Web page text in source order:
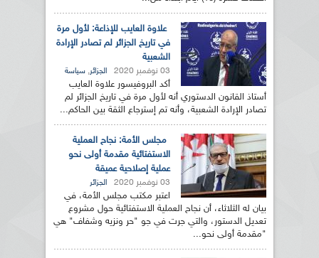
علاوة العايب للإذاعة: لأول مرة
في تاريخ الجزائر لم تصادر الإرادة
الشعبية
03 نوفمبر 2020 الجزائر, سياسة
أكد البروفيسور علاوة العايب
أستاذ القانون الدستوري أنه لأول مرة في تاريخ الجزائر لم
تصادر الإرادة الشعبية، وأنه تم إسترجاع الثقة بين الحاكم...
مجلس الأمة: نجاح العملية
الاستفتائية مقدمة أولى نحو
عملية إصلاحية عميقة
03 نوفمبر 2020 الجزائر
اعتبر مكتب مجلس الأمة، في
بيان له الثلاثاء، أن نجاح العملية الاستفتائية حول مشروع
تعديل الدستور، والتي جرت في جو "حر ونزيه وشفاف" هي
"مقدمة أولى نحو...